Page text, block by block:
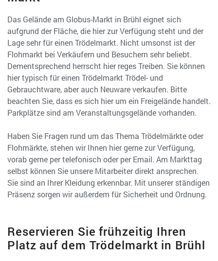
Das Gelände am Globus-Markt in Brühl eignet sich
aufgrund der Fläche, die hier zur Verfügung steht und der
Lage sehr für einen Trödelmarkt. Nicht umsonst ist der
Flohmarkt bei Verkäufern und Besuchern sehr beliebt.
Dementsprechend herrscht hier reges Treiben. Sie können
hier typisch für einen Trödelmarkt Trödel- und
Gebrauchtware, aber auch Neuware verkaufen. Bitte
beachten Sie, dass es sich hier um ein Freigelände handelt.
Parkplätze sind am Veranstaltungsgelände vorhanden.
Haben Sie Fragen rund um das Thema Trödelmärkte oder
Flohmärkte, stehen wir Ihnen hier gerne zur Verfügung,
vorab gerne per telefonisch oder per Email. Am Markttag
selbst können Sie unsere Mitarbeiter direkt ansprechen.
Sie sind an Ihrer Kleidung erkennbar. Mit unserer ständigen
Präsenz sorgen wir außerdem für Sicherheit und Ordnung.
Reservieren Sie frühzeitig Ihren
Platz auf dem Trödelmarkt in Brühl